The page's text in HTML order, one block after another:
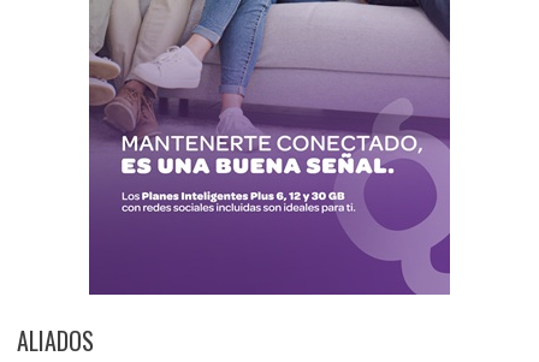
ALIADOS